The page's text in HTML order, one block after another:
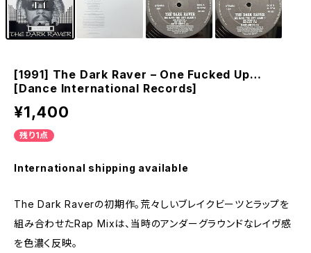
[1991] The Dark Raver – One Fucked Up…
[Dance International Records]
¥1,400
残り1点
International shipping available
The Dark Raverの初期作。荒々しいブレイクビーツとラップを
組み合わせたRap Mixは、当時のアンダーグラウンドなレイヴ感
を色濃く反映。